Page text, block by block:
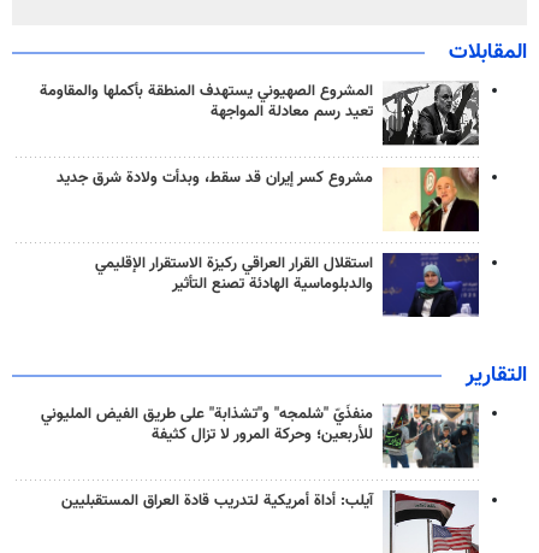
المقابلات
المشروع الصهيوني يستهدف المنطقة بأكملها والمقاومة
تعيد رسم معادلة المواجهة
مشروع كسر إيران قد سقط، وبدأت ولادة شرق جديد
استقلال القرار العراقي ركيزة الاستقرار الإقليمي
والدبلوماسية الهادئة تصنع التأثير
التقارير
منفذَيّ "شلمجه" و"تشذابة" على طريق الفيض المليوني
للأربعين؛ وحركة المرور لا تزال كثيفة
آيلب: أداة أمريكية لتدريب قادة العراق المستقبليين